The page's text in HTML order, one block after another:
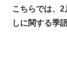
こちらでは、
しに関する季